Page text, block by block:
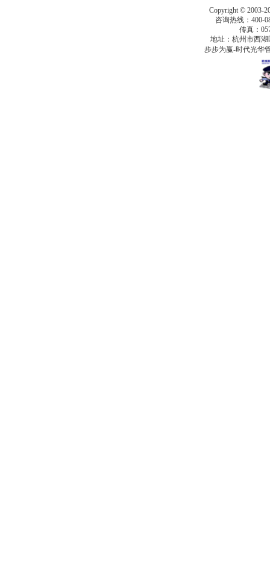
Copyright © 2003-
咨询热线：400-
传真：
地址：杭州市西
步步为赢-时代光华